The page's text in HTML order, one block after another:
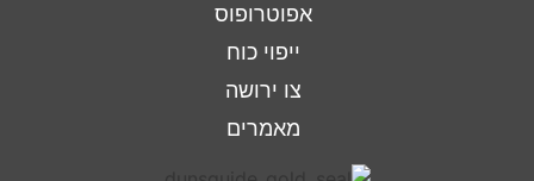
אפוטרופוס
ייפוי כוח
צו ירושה
מאמרים